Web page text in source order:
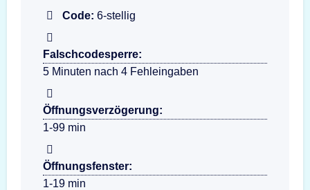
Code: 6-stellig
Falschcodesperre:
5 Minuten nach 4 Fehleingaben
Öffnungsverzögerung:
1-99 min
Öffnungsfenster:
1-19 min